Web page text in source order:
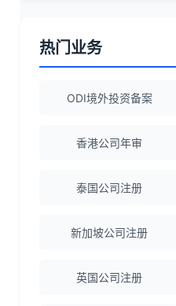
Robert Chen
陈经理
热门业务
ODI境外投资备案
香港公司年审
泰国公司注册
新加坡公司注册
英国公司注册